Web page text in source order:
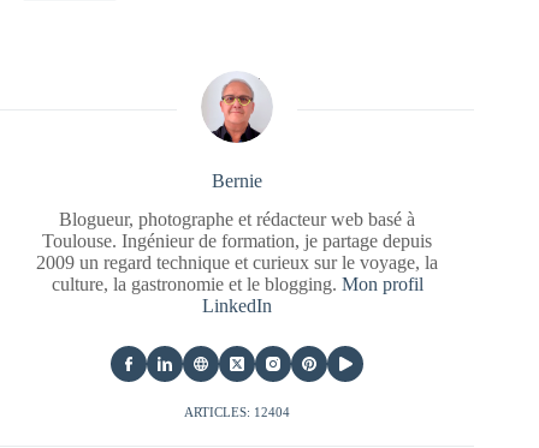
Bernie
Blogueur, photographe et rédacteur web basé à
Toulouse. Ingénieur de formation, je partage depuis
2009 un regard technique et curieux sur le voyage, la
culture, la gastronomie et le blogging. Mon profil
LinkedIn
ARTICLES: 12404